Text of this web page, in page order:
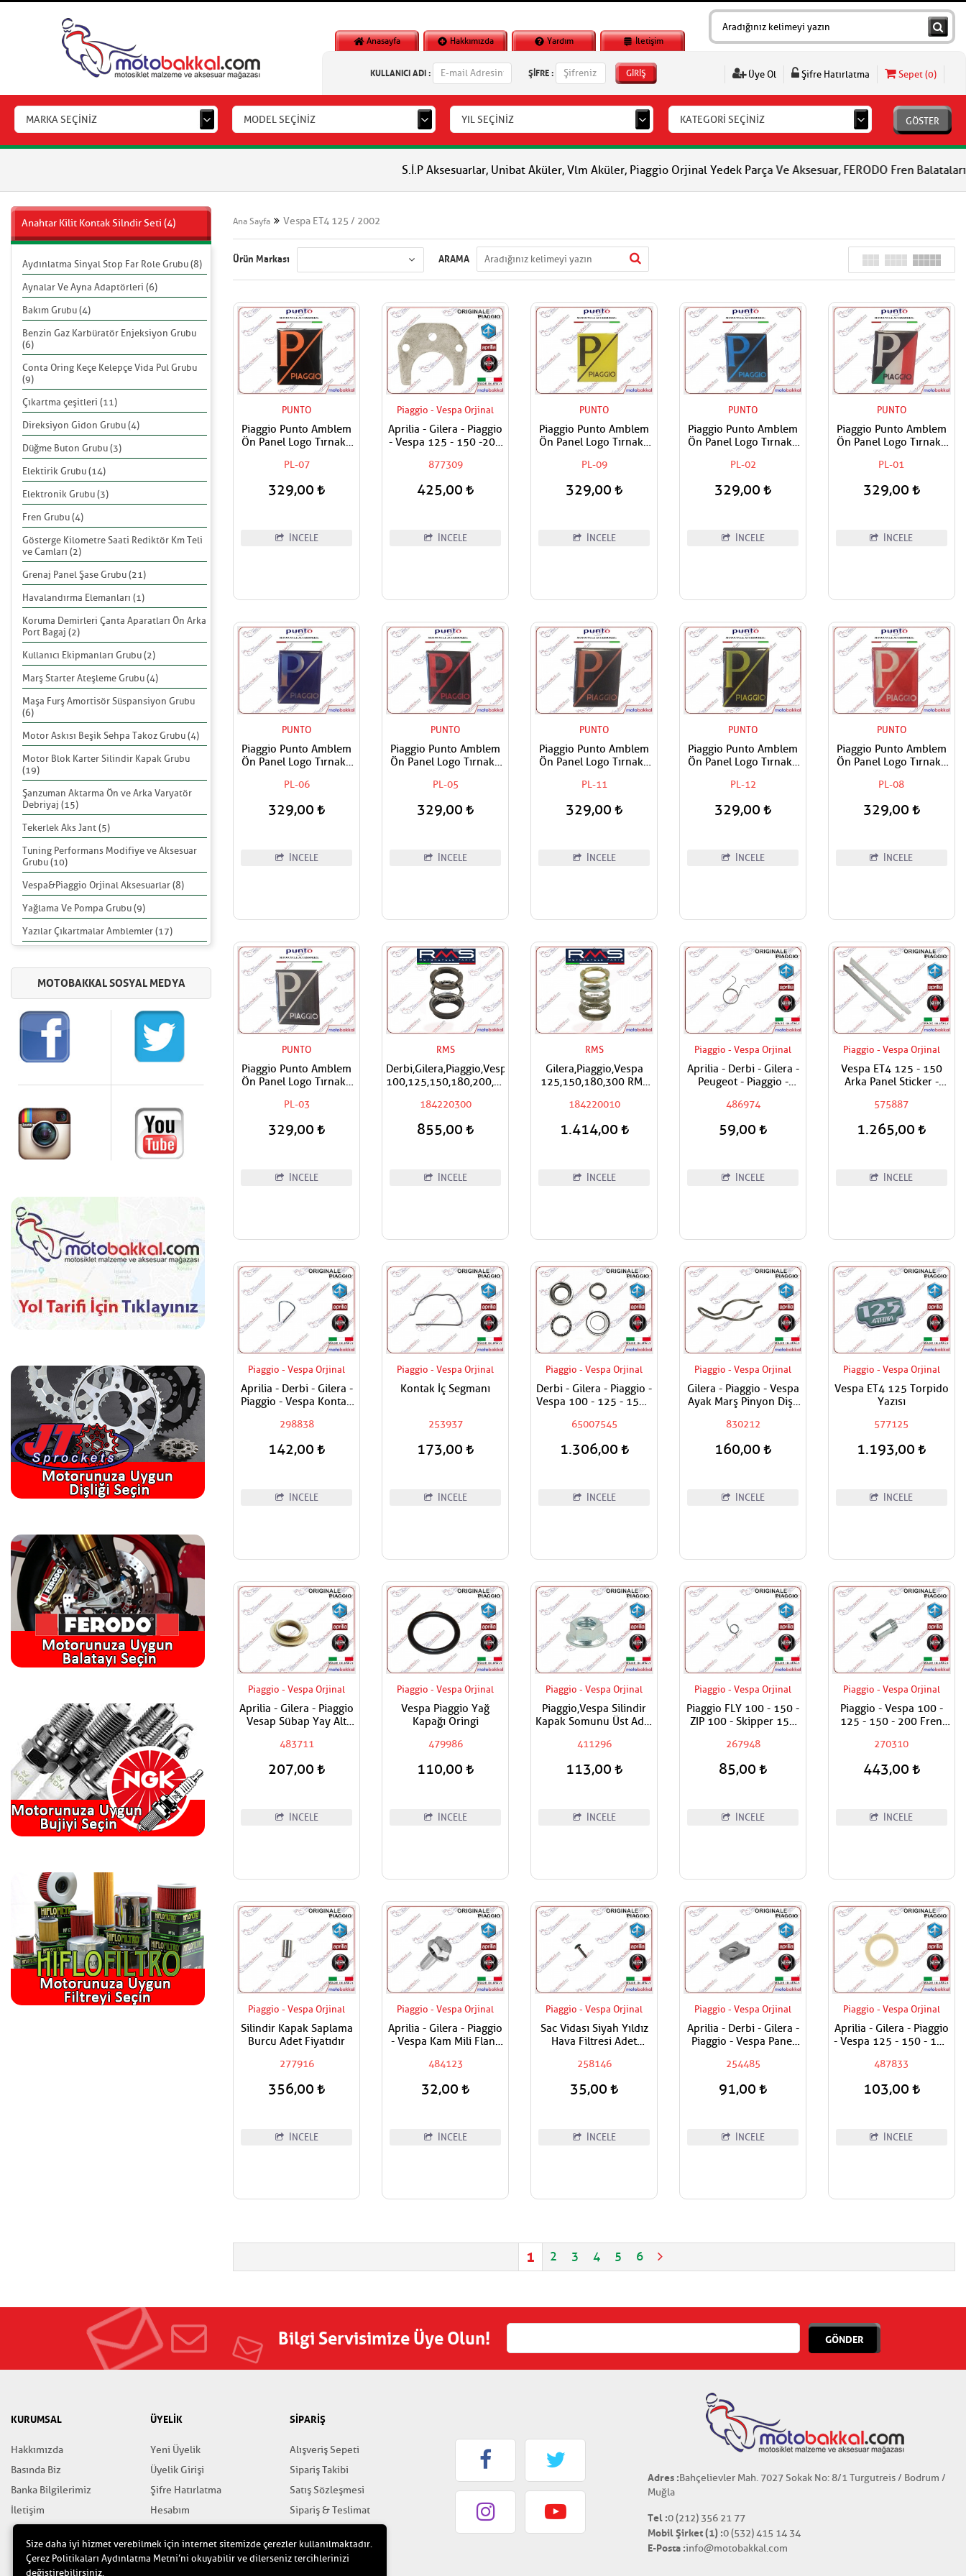
Anasayfa Hakkımızda Yardım İletişim
KULLANICI ADI : ŞİFRE : GİRİŞ Üye Ol Şifre Hatırlatma Sepet (0)
MARKA SEÇİNİZ MODEL SEÇİNİZ YIL SEÇİNİZ KATEGORİ SEÇİNİZ GÖSTER
S.İ.P Aksesuarlar, Unibat Aküler, Vlm Aküler, Piaggio Orjinal Yedek Parça Ve Aksesuar, FERODO Fren Balataları,
Anahtar Kilit Kontak Silndir Seti (4)
Aydınlatma Sinyal Stop Far Role Grubu (8)
Aynalar Ve Ayna Adaptörleri (6)
Bakım Grubu (4)
Benzin Gaz Karbüratör Enjeksiyon Grubu
(6)
Conta Oring Keçe Kelepçe Vida Pul Grubu
(9)
Çıkartma çeşitleri (11)
Direksiyon Gidon Grubu (4)
Düğme Buton Grubu (3)
Elektirik Grubu (14)
Elektronik Grubu (3)
Fren Grubu (4)
Gösterge Kilometre Saati Rediktör Km Teli
ve Camları (2)
Grenaj Panel Şase Grubu (21)
Havalandırma Elemanları (1)
Koruma Demirleri Çanta Aparatları Ön Arka
Port Bagaj (2)
Kullanıcı Ekipmanları Grubu (2)
Marş Starter Ateşleme Grubu (4)
Maşa Furş Amortisör Süspansiyon Grubu
(6)
Motor Askısı Beşik Sehpa Takoz Grubu (4)
Motor Blok Karter Silindir Kapak Grubu
(19)
Şanzuman Aktarma Ön ve Arka Varyatör
Debriyaj (15)
Tekerlek Aks Jant (5)
Tuning Performans Modifiye ve Aksesuar
Grubu (10)
Vespa&Piaggio Orjinal Aksesuarlar (8)
Yağlama Ve Pompa Grubu (9)
Yazılar Çıkartmalar Amblemler (17)
Ana Sayfa Vespa ET4 125 / 2002
Ürün Markası ARAMA
PUNTO
Piaggio Punto Amblem
Ön Panel Logo Tırnaklı
Tip Mat Turuncu-siyah
PL-07
329,00
İNCELE
Piaggio - Vespa Orjinal
Aprilia - Gilera - Piaggio
- Vespa 125 - 150 -200
Mili Ara Hilali
877309
425,00
İNCELE
PUNTO
Piaggio Punto Amblem
Ön Panel Logo Tırnaklı
Tip Sarı - Siyah
PL-09
329,00
İNCELE
PUNTO
Piaggio Punto Amblem
Ön Panel Logo Tırnaklı
Tip Siyah - Mavi
PL-02
329,00
İNCELE
PUNTO
Piaggio Punto Amblem
Ön Panel Logo Tırnaklı
Tip İtaiyan Bayrak
PL-01
329,00
İNCELE
PUNTO
Piaggio Punto Amblem
Ön Panel Logo Tırnaklı
Tip Gece mavi-Gümüş
PL-06
329,00
İNCELE
PUNTO
Piaggio Punto Amblem
Ön Panel Logo Tırnaklı
Tip Siyah-Kırmızı
PL-05
329,00
İNCELE
PUNTO
Piaggio Punto Amblem
Ön Panel Logo Tırnaklı
Tip siyah-Oranj
PL-11
329,00
İNCELE
PUNTO
Piaggio Punto Amblem
Ön Panel Logo Tırnaklı
Tip Siyah-Sarı
PL-12
329,00
İNCELE
PUNTO
Piaggio Punto Amblem
Ön Panel Logo Tırnaklı
Tip Kırmızı-Gümüş
PL-08
329,00
İNCELE
PUNTO
Piaggio Punto Amblem
Ön Panel Logo Tırnaklı
Tip Siyah - Gri
PL-03
329,00
İNCELE
RMS
Derbi,Gilera,Piaggio,Vespa
100,125,150,180,200,250,300,400
Ön Mesnet Maşa Bilyası
184220300
855,00
İNCELE
RMS
Gilera,Piaggio,Vespa
125,150,180,300 RMS
Mesnet Maşa Bilyası
184220010
1.414,00
İNCELE
Piaggio - Vespa Orjinal
Aprilia - Derbi - Gilera -
Peugeot - Piaggio -
Yayı
486974
59,00
İNCELE
Piaggio - Vespa Orjinal
Vespa ET4 125 - 150
Arka Panel Sticker -
Fiyatıdır
575887
1.265,00
İNCELE
Piaggio - Vespa Orjinal
Aprilia - Derbi - Gilera -
Piaggio - Vespa Kontak
Modeller
298838
142,00
İNCELE
Piaggio - Vespa Orjinal
Kontak İç Segmanı
253937
173,00
İNCELE
Piaggio - Vespa Orjinal
Derbi - Gilera - Piaggio -
Vespa 100 - 125 - 150 -
400 Maşa Rulman Set
Alt - Furş Rulman Set Alt
65007545
1.306,00
İNCELE
Piaggio - Vespa Orjinal
Gilera - Piaggio - Vespa
Ayak Marş Pinyon Dişli
830212
160,00
İNCELE
Piaggio - Vespa Orjinal
Vespa ET4 125 Torpido
Yazısı
577125
1.193,00
İNCELE
Piaggio - Vespa Orjinal
Aprilia - Gilera - Piaggio
Vesap Sübap Yay Alt
483711
207,00
İNCELE
Piaggio - Vespa Orjinal
Vespa Piaggio Yağ
Kapağı Oringi
479986
110,00
İNCELE
Piaggio - Vespa Orjinal
Piaggio,Vespa Silindir
Kapak Somunu Üst Adet
411296
113,00
İNCELE
Piaggio - Vespa Orjinal
Piaggio FLY 100 - 150 -
ZIP 100 - Skipper 150
Primavera 150 ie 3V
Fren Kol Yayı Adet
Fiyatıdır
267948
85,00
İNCELE
Piaggio - Vespa Orjinal
Piaggio - Vespa 100 -
125 - 150 - 200 Fren
270310
443,00
İNCELE
Piaggio - Vespa Orjinal
Silindir Kapak Saplama
Burcu Adet Fiyatıdır
277916
356,00
İNCELE
Piaggio - Vespa Orjinal
Aprilia - Gilera - Piaggio
- Vespa Kam Mili Flanş
484123
32,00
İNCELE
Piaggio - Vespa Orjinal
Sac Vidası Siyah Yıldız
Hava Filtresi Adet
258146
35,00
İNCELE
Piaggio - Vespa Orjinal
Aprilia - Derbi - Gilera -
Piaggio - Vespa Panel
254485
91,00
İNCELE
Piaggio - Vespa Orjinal
Aprilia - Gilera - Piaggio
- Vespa 125 - 150 - 180
Egzantrik Mili Ağırlık
487833
103,00
İNCELE
1 2 3 4 5 6
Bilgi Servisimize Üye Olun! GÖNDER
KURUMSAL
Hakkımızda
Basında Biz
Banka Bilgilerimiz
İletişim
ÜYELİK
Yeni Üyelik
Üyelik Girişi
Şifre Hatırlatma
Hesabım
SİPARİŞ
Alışveriş Sepeti
Sipariş Takibi
Satış Sözleşmesi
Sipariş & Teslimat
Yardım
Adres :Bahçelievler Mah. 7027 Sokak No: 8/1 Turgutreis / Bodrum /
Muğla
Tel :0 (212) 356 21 77
Mobil Şirket (1) :0 (532) 415 14 34
E-Posta :info@motobakkal.com
Size daha iyi hizmet verebilmek için internet sitemizde çerezler kullanılmaktadır.
Çerez Politikaları Aydınlatma Metni’ni okuyabilir ve dilerseniz tercihlerinizi
değiştirebilirsiniz.